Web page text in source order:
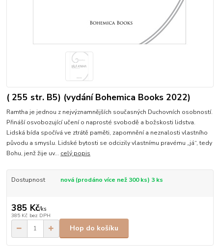
( 255 str. B5) (vydání Bohemica Books 2022)
Ramtha je jednou z nejvýznamnějších současných Duchovních osobností.
Přináší osvobozující učení o naprosté svobodě a božskosti lidstva.
Lidská bída spočívá ve ztrátě paměti, zapomnění a neznalosti vlastního
původu a smyslu. Lidské bytosti se odcizily vlastnímu pravému „já“, tedy
Bohu, jenž žije uv... celý popis
Dostupnost nová (prodáno více než 300 ks) 3 ks
385 Kč/ks
385 Kč bez DPH
Hop do košíku